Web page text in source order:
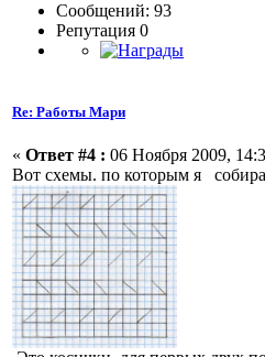
Сообщений: 93
Репутация 0
Re: Работы Мари
« Ответ #4 : 06 Ноября 2009,
Вот схемы. по которым я